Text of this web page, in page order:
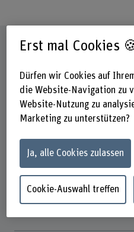
Steckbrief
Erst mal Cookies
Dürfen wir Cookies auf
die Website-Navigation zu
Website-Nutzung zu
Marketing zu unterstützen?
Ja, alle Cookies zulassen
Cookie-Auswahl treffen